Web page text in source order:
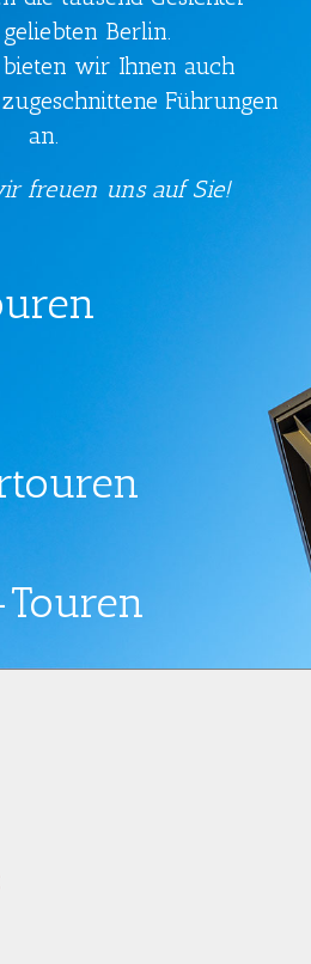
Berlin.
wir Ihnen auch
Führungen
an.
freuen uns auf Sie!